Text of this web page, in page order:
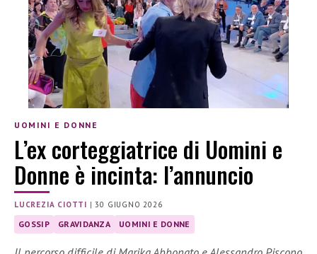
UOMINI E DONNE
L’ex corteggiatrice di Uomini e
Donne è incinta: l’annuncio
LUCREZIA CIOTTI |30 GIUGNO 2026
GOSSIP GRAVIDANZA UOMINI E DONNE